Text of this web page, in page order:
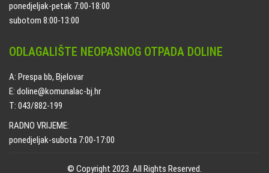
ponedjeljak-petak 7:00-18:00
subotom 8:00-13:00
ODLAGALIŠTE NEOPASNOG OTPADA DOLINE
A: Prespa bb, Bjelovar
E: doline@komunalac-bj.hr
T: 043/882-199
RADNO VRIJEME:
ponedjeljak-subota 7:00-17:00
© Copyright 2023. All Rights Reserved.